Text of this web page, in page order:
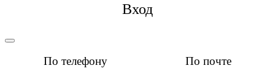
Вход
По телефону По почте